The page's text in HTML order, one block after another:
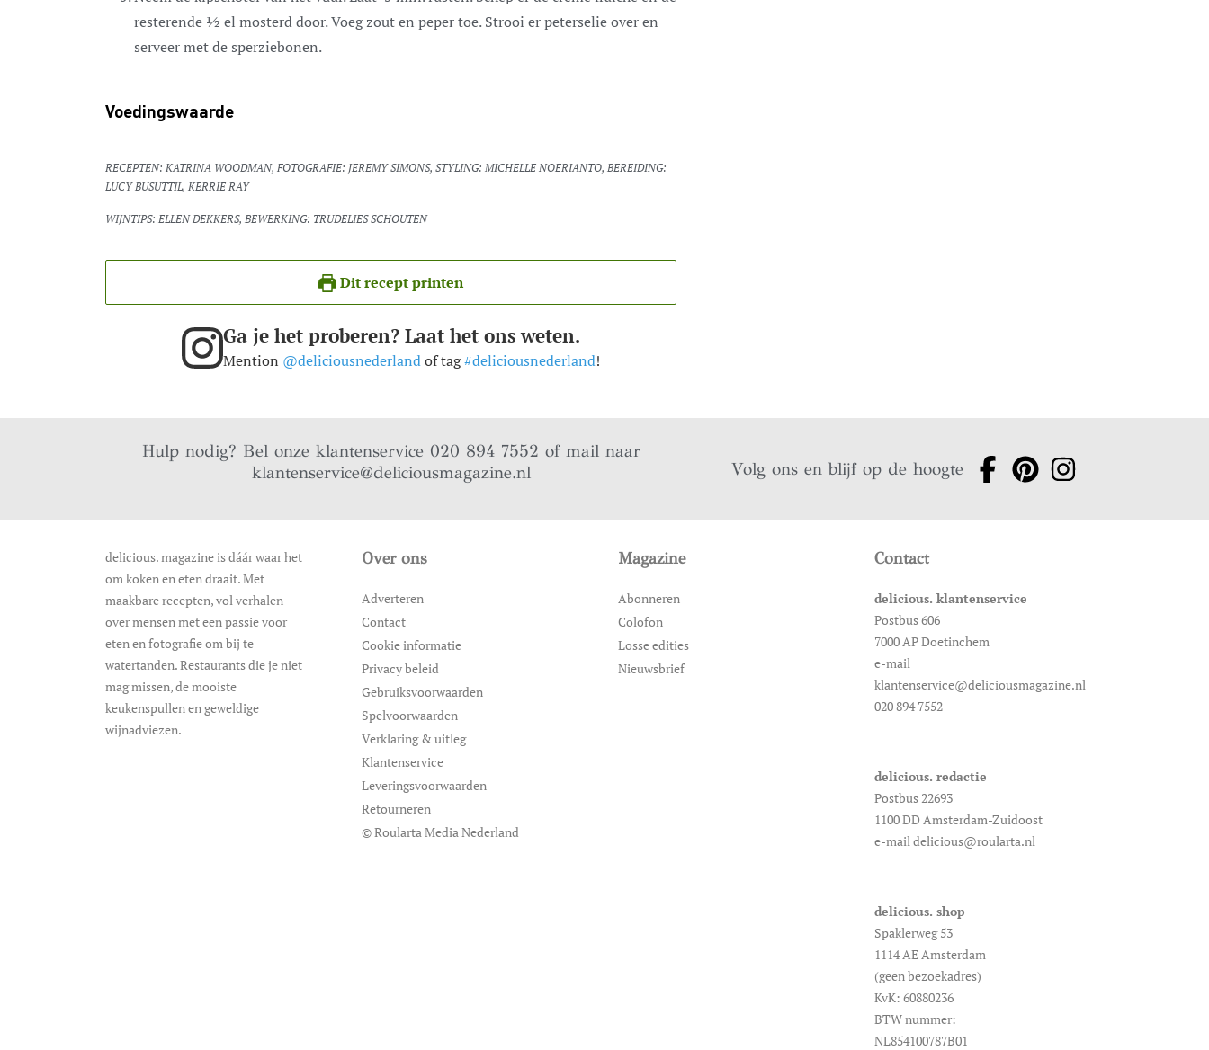
resterende ½ el mosterd door. Voeg zout en peper toe. Strooi er peterselie over en
serveer met de sperziebonen.
Voedingswaarde
RECEPTEN: KATRINA WOODMAN, FOTOGRAFIE: JEREMY SIMONS, STYLING: MICHELLE NOERIANTO, BEREIDING:
LUCY BUSUTTIL, KERRIE RAY
WIJNTIPS: ELLEN DEKKERS, BEWERKING: TRUDELIES SCHOUTEN
Dit recept printen
Ga je het proberen? Laat het ons weten.
Mention @deliciousnederlandof tag#deliciousnederland!
Hulp nodig? Bel onze klantenservice 020 894 7552 of mail naar
klantenservice@deliciousmagazine.nl
Volg ons en blijf op de hoogte
delicious. magazine is dáár waar het
om koken en eten draait. Met
maakbare recepten, vol verhalen
over mensen met een passie voor
eten en fotografie om bij te
watertanden. Restaurants die je niet
mag missen, de mooiste
keukenspullen en geweldige
wijnadviezen.
Over ons
Adverteren
Contact
Cookie informatie
Privacy beleid
Gebruiksvoorwaarden
Spelvoorwaarden
Verklaring & uitleg
Klantenservice
Leveringsvoorwaarden
Retourneren
© Roularta Media Nederland
Magazine
Abonneren
Colofon
Losse edities
Nieuwsbrief
Contact
delicious. klantenservice
Postbus 606
7000 AP Doetinchem
e-mail
klantenservice@deliciousmagazine.nl
020 894 7552
delicious. redactie
Postbus 22693
1100 DD Amsterdam-Zuidoost
e-mail delicious@roularta.nl
delicious. shop
Spaklerweg 53
1114 AE Amsterdam
(geen bezoekadres)
KvK: 60880236
BTW nummer:
NL854100787B01